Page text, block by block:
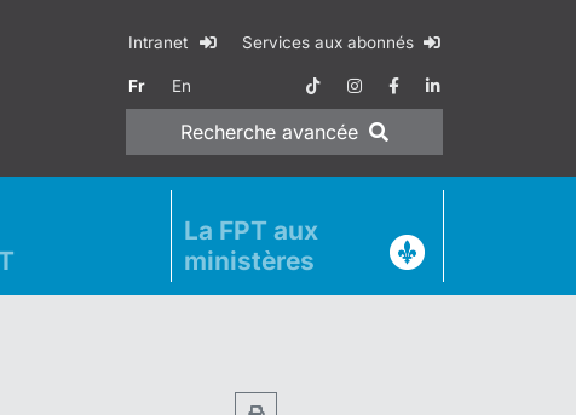
Intranet Services aux abonnés
Fr En
Recherche avancée
La FPT aux
ministères